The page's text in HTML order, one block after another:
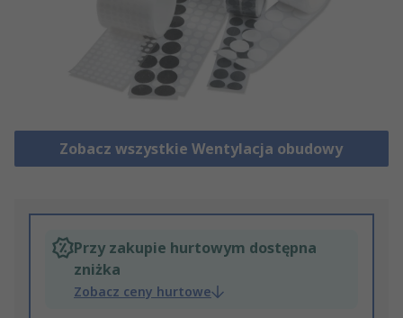
Zobacz wszystkie Wentylacja obudowy
Przy zakupie hurtowym dostępna
zniżka
Zobacz ceny hurtowe